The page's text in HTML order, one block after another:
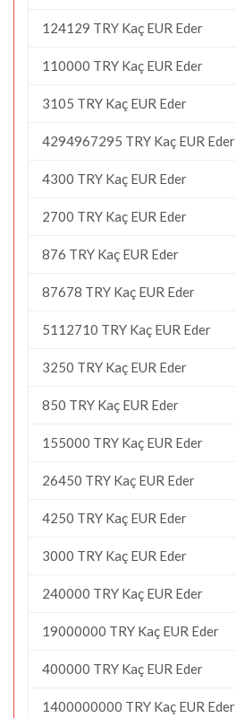
124129 TRY Kaç EUR Eder
110000 TRY Kaç EUR Eder
3105 TRY Kaç EUR Eder
4294967295 TRY Kaç EUR Eder
4300 TRY Kaç EUR Eder
2700 TRY Kaç EUR Eder
876 TRY Kaç EUR Eder
87678 TRY Kaç EUR Eder
5112710 TRY Kaç EUR Eder
3250 TRY Kaç EUR Eder
850 TRY Kaç EUR Eder
155000 TRY Kaç EUR Eder
26450 TRY Kaç EUR Eder
4250 TRY Kaç EUR Eder
3000 TRY Kaç EUR Eder
240000 TRY Kaç EUR Eder
19000000 TRY Kaç EUR Eder
400000 TRY Kaç EUR Eder
1400000000 TRY Kaç EUR Eder